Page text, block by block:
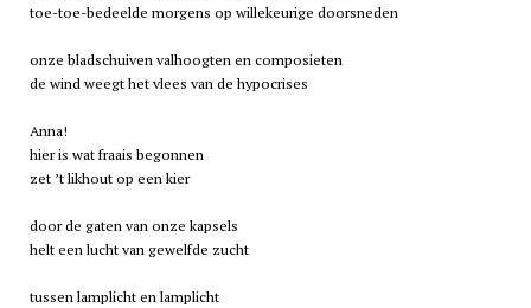
toe-toe-bedeelde morgens op willekeurige doorsneden
onze bladschuiven valhoogten en composieten
de wind weegt het vlees van de hypocrises
Anna!
hier is wat fraais begonnen
zet ’t likhout op een kier
door de gaten van onze kapsels
helt een lucht van gewelfde zucht
tussen lamplicht en lamplicht